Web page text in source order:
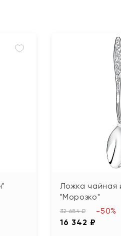
Ложка чайная
"Морозко"
32 684 ₽
16 342 ₽
-50%